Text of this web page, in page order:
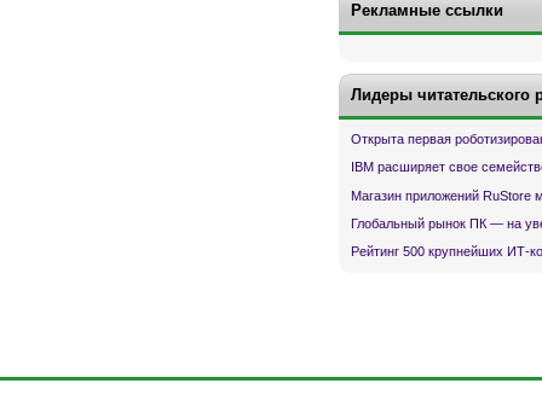
Рекламные ссылки
Лидеры читательского
Открыта первая
IBM расширяет свое
Магазин приложений RuStore
Глобальный рынок ПК — на
Рейтинг 500 крупнейших ИТ-